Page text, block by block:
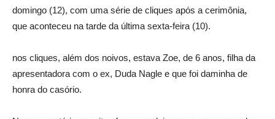
domingo (12), com uma série de cliques após a cerimônia,
que aconteceu na tarde da última sexta-feira (10).
nos cliques, além dos noivos, estava Zoe, de 6 anos, filha da
apresentadora com o ex, Duda Nagle e que foi daminha de
honra do casório.